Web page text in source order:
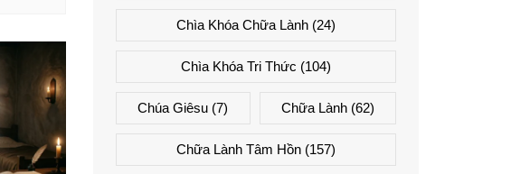
Chìa Khóa Chữa Lành (24)
Chìa Khóa Tri Thức (104)
Chúa Giêsu (7) Chữa Lành(62)
Chữa Lành Tâm Hồn (157)